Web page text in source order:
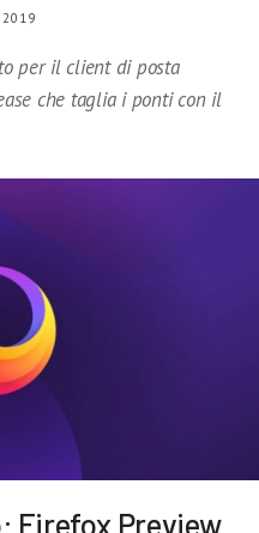
2019
per il client di posta
che taglia i ponti con il
Firefox Preview